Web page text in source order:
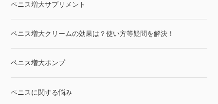
ペニス増大サプリメント
ペニス増大クリームの効果は？使い方等疑問を解決！
ペニス増大ポンプ
ペニスに関する悩み